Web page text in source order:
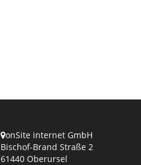
onSite internet GmbH
Bischof-Brand Straße 2
61440 Oberursel